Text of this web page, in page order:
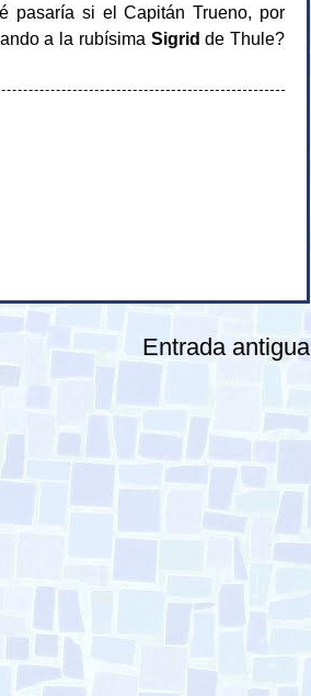
pasaría si el Capitán Trueno, por
a la rubísima Sigrid de Thule?
Entrada antigua